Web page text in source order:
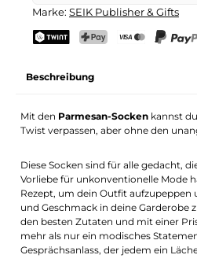
Marke: SEIK Publisher & Gifts
Beschreibung
Mit den Parmesan-Socken kannst
Twist verpassen, aber ohne den
Diese Socken sind für alle gedacht,
Vorliebe für unkonventionelle Mode
Rezept, um dein Outfit aufzupeppen
und Geschmack in deine Garderobe
den besten Zutaten und mit einer
mehr als nur ein modisches
Gesprächsanlass, der jedem ein